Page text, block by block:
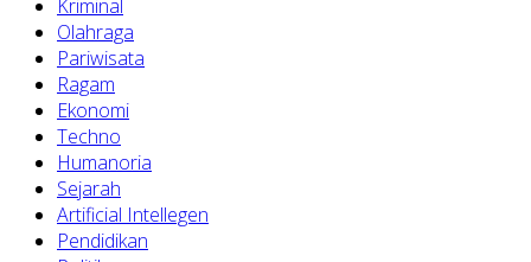
Kriminal
Olahraga
Pariwisata
Ragam
Ekonomi
Techno
Humanoria
Sejarah
Artificial Intellegen
Pendidikan